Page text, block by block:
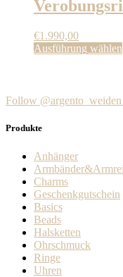
€1.990,00
Ausführung wählen
Follow
Produkte
Anhänger
Charms
Geschenkgutschein
Basics
Beads
Halsketten
Ohrschmuck
Ringe
Uhren